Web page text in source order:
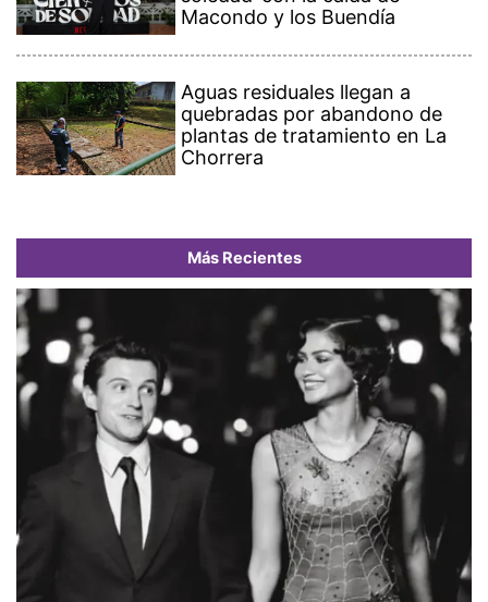
Macondo y los Buendía
Aguas residuales llegan a
quebradas por abandono de
plantas de tratamiento en La
Chorrera
Más Recientes